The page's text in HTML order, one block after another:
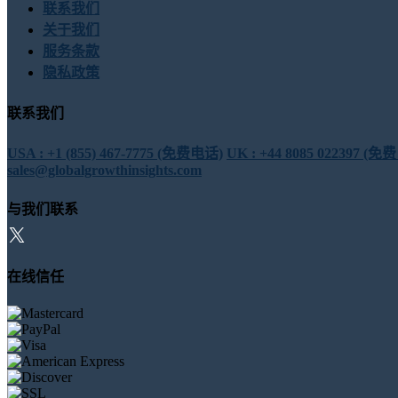
联系我们
关于我们
服务条款
隐私政策
联系我们
USA : +1 (855) 467-7775 (免费电话) UK : +44 8085 022397 (免
sales@globalgrowthinsights.com
与我们联系
在线信任